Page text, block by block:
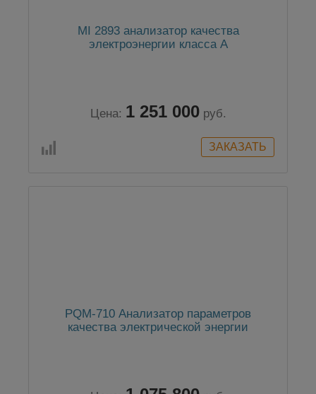
MI 2893 анализатор качества
электроэнергии класса А
Цена: 1 251 000 руб.
PQM-710 Анализатор параметров
качества электрической энергии